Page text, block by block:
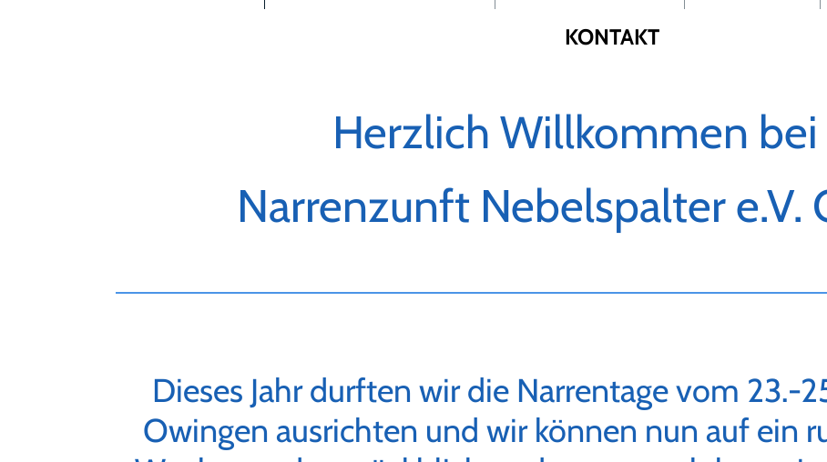
KONTAKT
Herzlich Willkommen
Narrenzunft Nebelspalter e.V.
Dieses Jahr durften wir die Narrentage vom 23.-
Owingen ausrichten und wir können nun auf ein